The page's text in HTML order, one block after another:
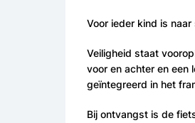
Voor ieder kind is
Veiligheid staat
voor en achter en een
geïntegreerd in het
Bij ontvangst is de